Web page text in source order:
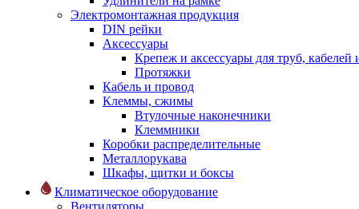
Электромонтажная продукция
DIN рейки
Аксессуары
Крепеж и аксессуары для труб, кабелей
Протяжки
Кабель и провод
Клеммы, сжимы
Втулочные наконечники
Клеммники
Коробки распределительные
Металлорукава
Шкафы, щитки и боксы
Климатическое оборудование
Вентиляторы